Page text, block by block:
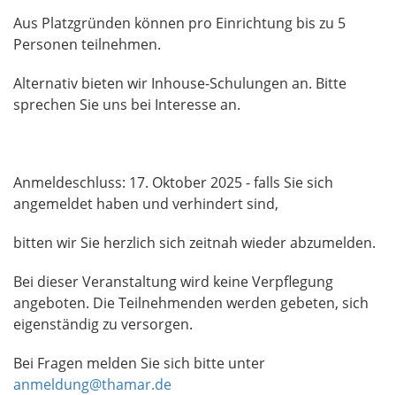
Aus Platzgründen können pro Einrichtung bis zu 5
Personen teilnehmen.
Alternativ bieten wir Inhouse-Schulungen an. Bitte
sprechen Sie uns bei Interesse an.
Anmeldeschluss: 17. Oktober 2025 - falls Sie sich
angemeldet haben und verhindert sind,
bitten wir Sie herzlich sich zeitnah wieder abzumelden.
Bei dieser Veranstaltung wird keine Verpflegung
angeboten. Die Teilnehmenden werden gebeten, sich
eigenständig zu versorgen.
Bei Fragen melden Sie sich bitte unter
anmeldung@thamar.de